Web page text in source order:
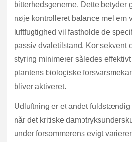
bitterhedsgenerne. Dette betyder
nøje kontrolleret balance mellem
luftfugtighed vil fastholde de
passiv dvaletilstand. Konsekvent
styring minimerer således
plantens biologiske
bliver aktiveret.
Udluftning er et andet
når det kritiske
under forsommerens evigt